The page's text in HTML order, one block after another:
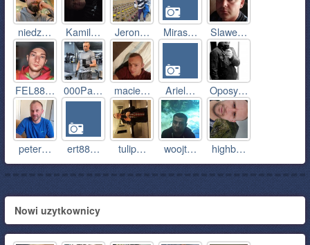
niedz… Kamil… Jeron… Miras… Slawe…
FEL88… 000Pa… macie… Ariel… Oposy…
peter… ert88… tulip… woojt… highb…
Nowi uzytkownicy